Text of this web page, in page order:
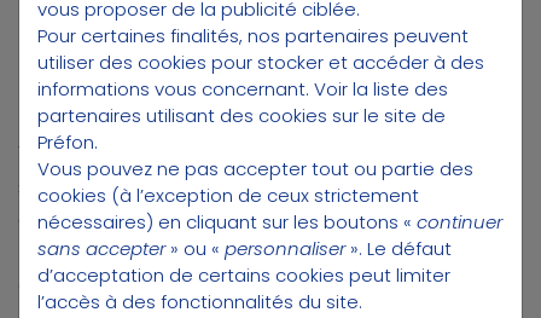
Ma seconde carrière
Votre reconversion civile, qu’elle soit dans le
secteur privé ou publique, ne vous empêche
évidemment pas de cumuler vos pensions de
retraite avec les revenus de votre nouvelle
activité. Celle-ci générant à son tour des
vous proposer de la publicité ciblée.
Pour certaines finalités, nos partenaires peuvent
utiliser des cookies pour stocker et accéder à des
informations vous concernant. Voir la liste des
partenaires utilisant des cookies sur le site de
Préfon.
Vous pouvez ne pas accepter tout ou partie des
cookies (à l’exception de ceux strictement
nécessaires) en cliquant sur les boutons « continuer
sans accepter» ou « personnaliser». Le défaut
d’acceptation de certains cookies peut limiter
l’accès à des fonctionnalités du site.